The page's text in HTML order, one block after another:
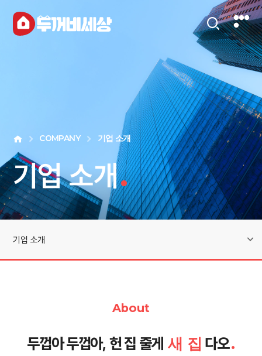
COMPANY 기업 소개
기업 소개.
기업 소개
About
두껍아 두껍아, 헌 집 줄게 새 집 다오.